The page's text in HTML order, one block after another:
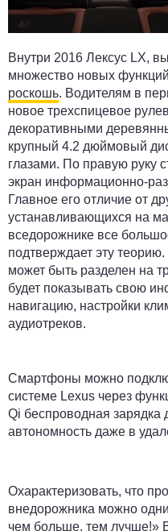
Внутри 2016 Лексус LX,
множество новых
роскошь. Водителям в
новое трехспицевое
декоративными
крупный 4.2 дюймовый
глазами. По правую руку
экран информационно-
Главное его отличие от
устанавливающихся на
вседорожнике все
подтверждает эту
может быть разделен на
будет показывать свою
навигацию, настройки
аудиотреков.
Смартфоны можно
системе Lexus через
Qi беспроводная зарядка
автономность даже в
Охарактеризовать, что
внедорожника можно
чем больше, тем лучше!»